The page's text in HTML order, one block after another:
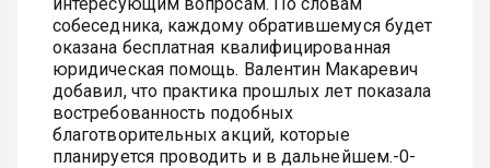
собеседника, каждому обратившемуся будет
оказана бесплатная квалифицированная
юридическая помощь. Валентин Макаревич
добавил, что практика прошлых лет показала
востребованность подобных
благотворительных акций, которые
планируется проводить и в дальнейшем.-0-